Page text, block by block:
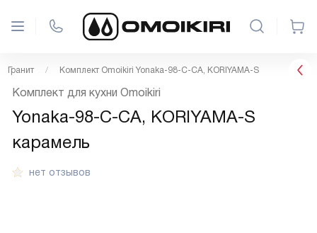
Гранит Комплект Omoikiri Yonaka-98-C-CA, KORIYAMA-S
нет отзывов
Комплект для кухни Omoikiri
Yonaka-98-C-CA, KORIYAMA-S
карамель